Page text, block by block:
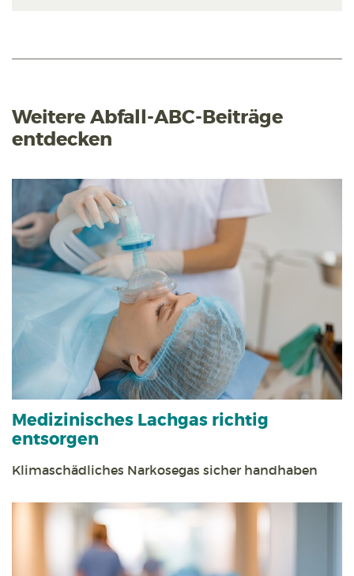
Weitere Abfall-ABC-Beiträge
entdecken
Medizinisches Lachgas richtig
entsorgen
Klimaschädliches Narkosegas sicher handhaben